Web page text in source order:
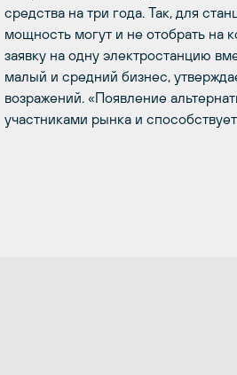
средства на три года. Так, для
мощность могут и не отобрать на
заявку на одну электростанцию
малый и средний бизнес,
возражений. «Появление
участниками рынка и